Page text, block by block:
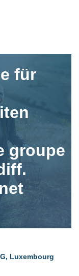
für
groupe
Luxembourg